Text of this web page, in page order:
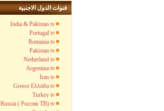
قنوات الدول الاجنبية
India & Pakistan tv
Portugal tv
Romania tv
Pakistan tv
Netherland tv
Argentina tv
Iran tv
Greece Ελλάδα tv
Turkey tv
Russia ( Россия TB) tv